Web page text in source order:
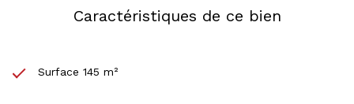
Caractéristiques de ce bien
Surface 145 m²